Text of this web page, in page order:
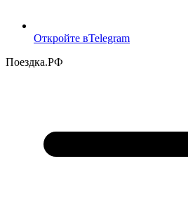
Откройте вTelegram
Поездка.РФ